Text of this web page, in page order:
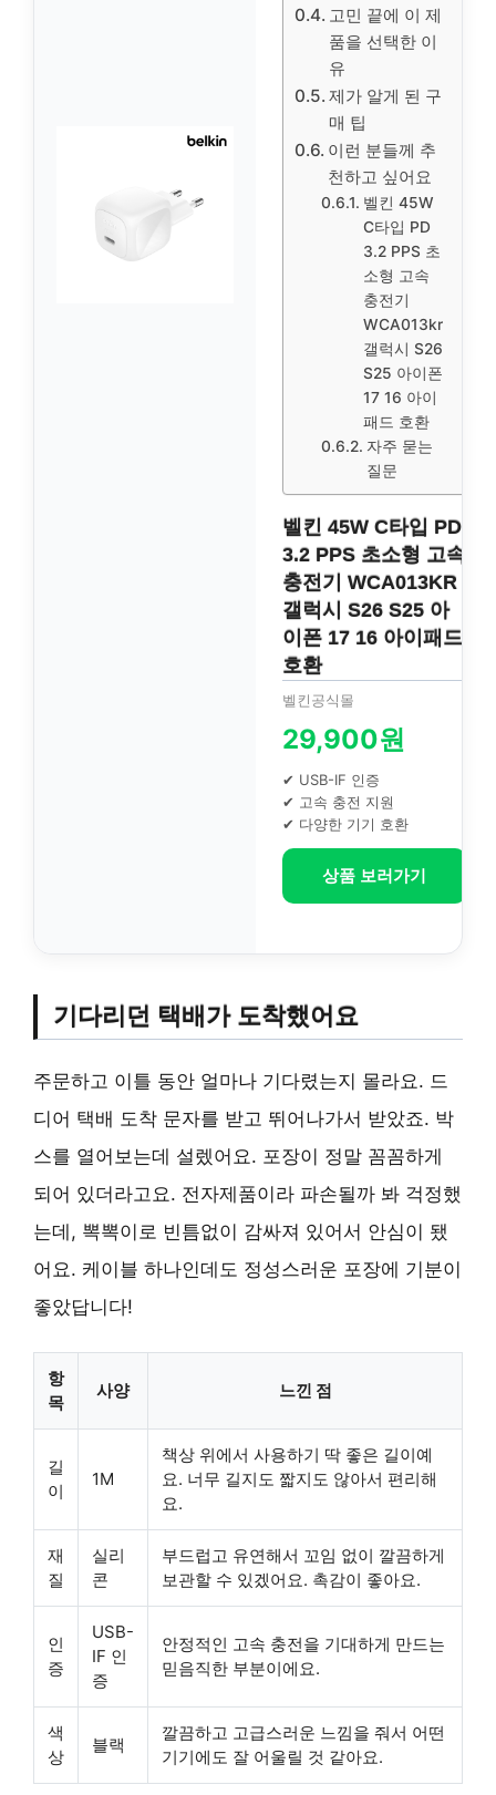
고민 끝에 이 제
품을 선택한 이
유
제가 알게 된 구
매 팁
이런 분들께 추
천하고 싶어요
벨킨 45W
C타입 PD
3.2 PPS 초
소형 고속
충전기
WCA013kr
갤럭시 S26
S25 아이폰
17 16 아이
패드 호환
자주 묻는
질문
벨킨 45W C타입 PD
3.2 PPS 초소형 고속
충전기 WCA013KR
갤럭시 S26 S25 아
이폰 17 16 아이패드
호환
벨킨공식몰
29,900원
✔ USB-IF 인증
✔ 고속 충전 지원
✔ 다양한 기기 호환
상품 보러가기
기다리던 택배가 도착했어요
주문하고 이틀 동안 얼마나 기다렸는지 몰라요. 드
디어 택배 도착 문자를 받고 뛰어나가서 받았죠. 박
스를 열어보는데 설렜어요. 포장이 정말 꼼꼼하게
되어 있더라고요. 전자제품이라 파손될까 봐 걱정했
는데, 뽁뽁이로 빈틈없이 감싸져 있어서 안심이 됐
어요. 케이블 하나인데도 정성스러운 포장에 기분이
좋았답니다!
항
목
사양 느낀 점
길
이
1M
책상 위에서 사용하기 딱 좋은 길이예
요. 너무 길지도 짧지도 않아서 편리해
요.
재
질
실리
콘
부드럽고 유연해서 꼬임 없이 깔끔하게
보관할 수 있겠어요. 촉감이 좋아요.
인
증
USB-
IF 인
증
안정적인 고속 충전을 기대하게 만드는
믿음직한 부분이에요.
색
상
블랙
깔끔하고 고급스러운 느낌을 줘서 어떤
기기에도 잘 어울릴 것 같아요.